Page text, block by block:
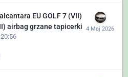
EU GOLF 7 (VII)
airbag grzane tapicerki